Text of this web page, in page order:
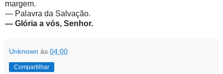
margem.
— Palavra da Salvação.
— Glória a vós, Senhor.
Unknown às 04:00
Compartilhar